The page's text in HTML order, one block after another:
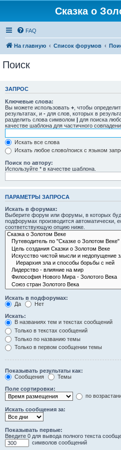
Сказка о
FAQ
На главную Список форумов
Поиск
ЗАПРОС
Ключевые слова:
Вы можете использовать + , чтобы
результатах, и - для слов, которых в
разделить слова символом | для поиска
качестве шаблона для частичного
Искать все слова
Искать любое слово/поиск с языком
Поиск по автору:
Используйте * в качестве шаблона.
ПАРАМЕТРЫ ЗАПРОСА
Искать в форумах:
Выберите форум или форумы, в которых
подфорумах производится автоматически,
соответствующую опцию ниже.
Искать в подфорумах:
Да
Нет
Искать:
В названиях тем и текстах сообщений
Только в текстах сообщений
Только по названию темы
Только в первом сообщении темы
Показывать результаты как:
Сообщения
Темы
Поле сортировки:
по
Искать сообщения за:
Показывать первые:
Введите 0 для вывода полного текста
символов сообщений